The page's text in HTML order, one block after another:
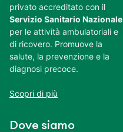
privato accreditato con il
Servizio Sanitario Nazionale
per le attività ambulatoriali e
di ricovero. Promuove la
salute, la prevenzione e la
diagnosi precoce.
Scopri di più
Dove siamo